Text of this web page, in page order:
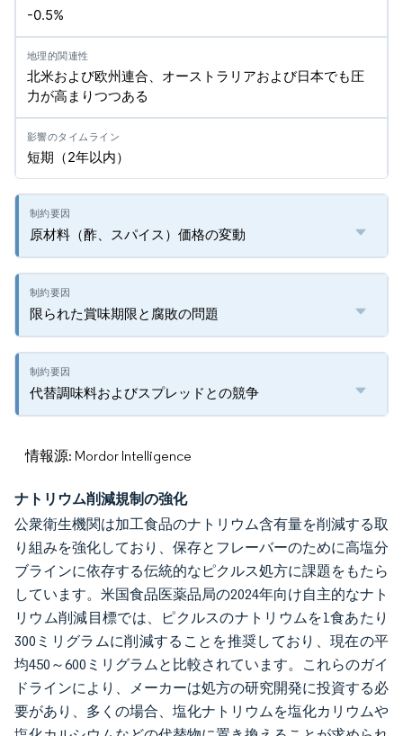
-0.5%
北米および欧州連合、オーストラリアおよび日本でも圧
力が高まりつつある
短期（2年以内）
原材料（酢、スパイス）価格の変動
限られた賞味期限と腐敗の問題
代替調味料およびスプレッドとの競争
情報源: Mordor Intelligence
ナトリウム削減規制の強化
公衆衛生機関は加工食品のナトリウム含有量を削減する取
り組みを強化しており、保存とフレーバーのために高塩分
ブラインに依存する伝統的なピクルス処方に課題をもたら
しています。米国食品医薬品局の2024年向け自主的なナト
リウム削減目標では、ピクルスのナトリウムを1食あたり
300ミリグラムに削減することを推奨しており、現在の平
均450～600ミリグラムと比較されています。これらのガイ
ドラインにより、メーカーは処方の研究開発に投資する必
要があり、多くの場合、塩化ナトリウムを塩化カリウムや